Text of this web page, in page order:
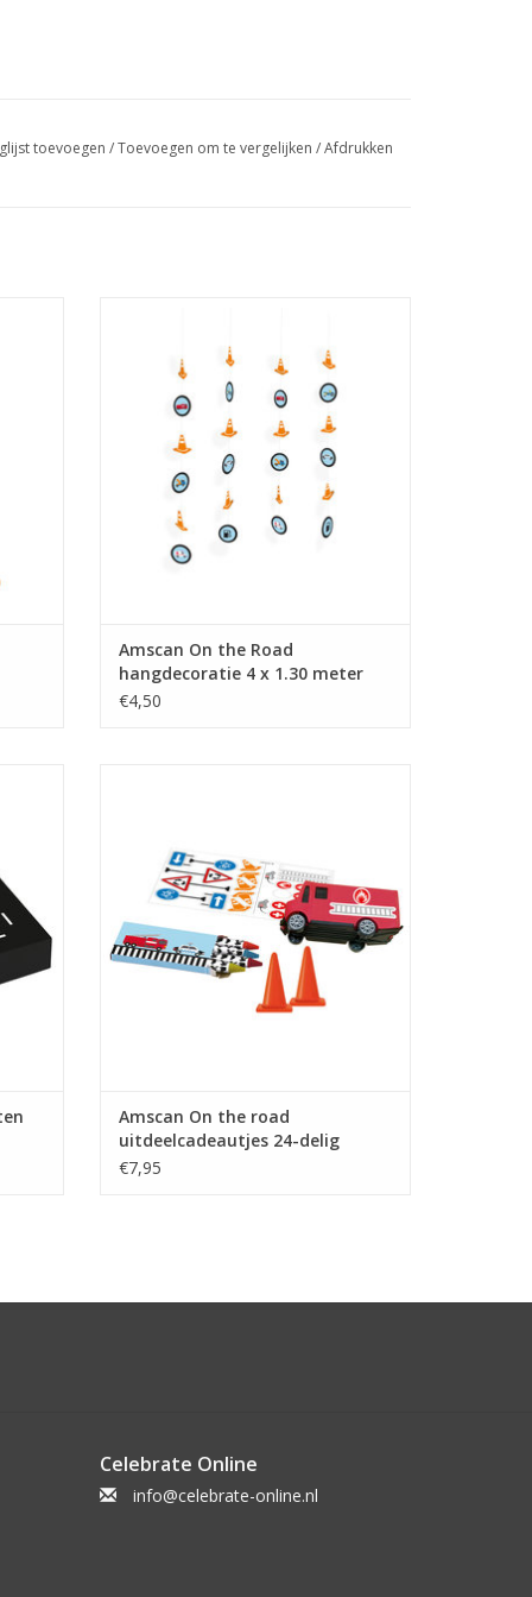
toevoegen /Toevoegen om te vergelijken /Afdrukken
stuks
TOEVOEGEN AAN WINKELWAGEN
Amscan On the Road
hangdecoratie 4 x 1.30 meter
€4,50
Amscan On the road
uitdeelcadeautjes 24-delig
€7,95
Celebrate Online
info@celebrate-online.nl